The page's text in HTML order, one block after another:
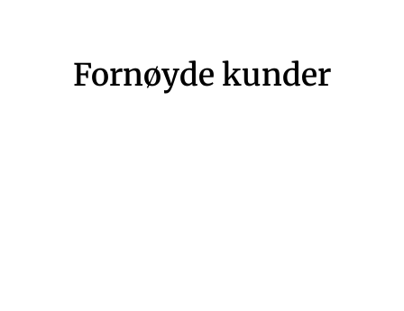
Fornøyde kunder